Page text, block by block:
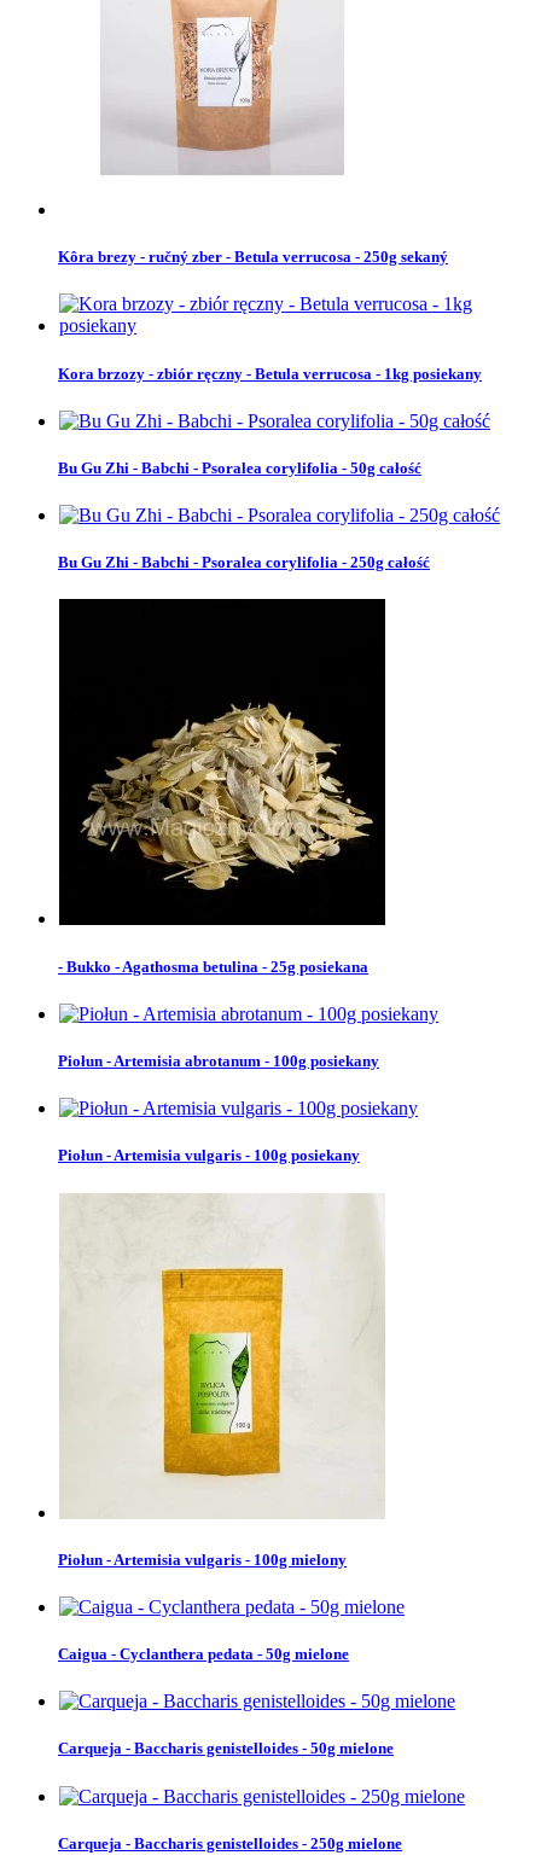
Kôra brezy - ručný zber - Betula verrucosa - 250g sekaný
Kora brzozy - zbiór ręczny - Betula verrucosa - 1kg posiekany
Bu Gu Zhi - Babchi - Psoralea corylifolia - 50g całość
Bu Gu Zhi - Babchi - Psoralea corylifolia - 250g całość
- Bukko - Agathosma betulina - 25g posiekana
Piołun - Artemisia abrotanum - 100g posiekany
Piołun - Artemisia vulgaris - 100g posiekany
Piołun - Artemisia vulgaris - 100g mielony
Caigua - Cyclanthera pedata - 50g mielone
Carqueja - Baccharis genistelloides - 50g mielone
Carqueja - Baccharis genistelloides - 250g mielone